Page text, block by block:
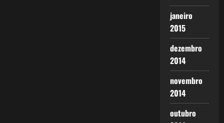
janeiro
2015
dezembro
2014
novembro
2014
outubro